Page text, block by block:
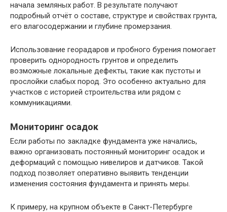
начала земляных работ. В результате получают
подробный отчёт о составе, структуре и свойствах грунта,
его влагосодержании и глубине промерзания.
Использование георадаров и пробного бурения помогает
проверить однородность грунтов и определить
возможные локальные дефекты, такие как пустоты и
прослойки слабых пород. Это особенно актуально для
участков с историей строительства или рядом с
коммуникациями.
Мониторинг осадок
Если работы по закладке фундамента уже начались,
важно организовать постоянный мониторинг осадок и
деформаций с помощью нивелиров и датчиков. Такой
подход позволяет оперативно выявить тенденции
изменения состояния фундамента и принять меры.
К примеру, на крупном объекте в Санкт-Петербурге